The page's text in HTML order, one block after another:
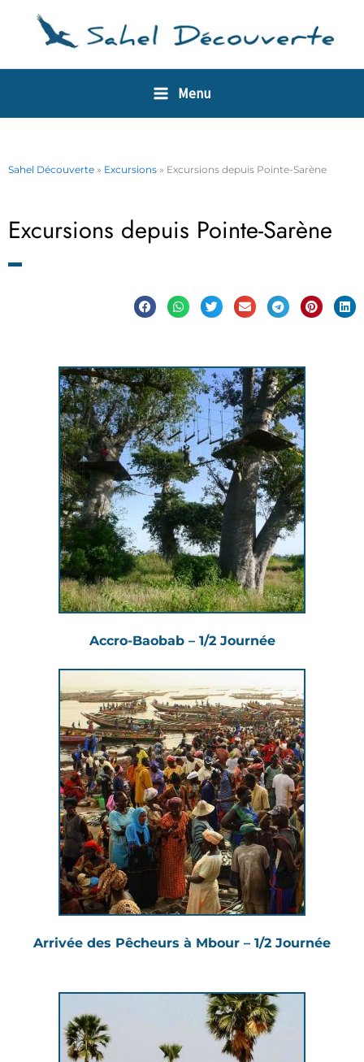
Menu
Sahel Découverte » Excursions » Excursions depuis Pointe-Sarène
Excursions depuis Pointe-Sarène
Accro-Baobab – 1/2 Journée
Arrivée des Pêcheurs à Mbour – 1/2 Journée
Panneau de gestion des cookies